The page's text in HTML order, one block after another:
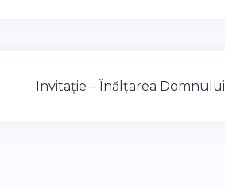
Invitație – Înălțarea Domnului